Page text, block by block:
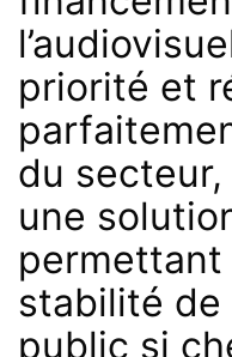
priorité et
du
une
permettant
stabilité
public si